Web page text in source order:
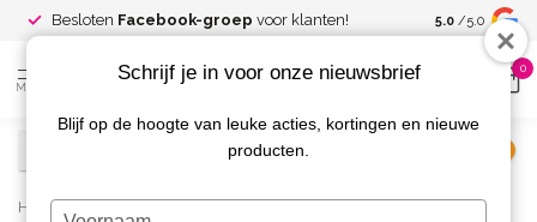
Besloten Facebook-groep voor klanten! Spaar voor
kortingen
5.0 /5.0
MENU
0
Home / 24 Opal Cat Eye Gelpolish
Schrijf je in voor onze nieuwsbrief
Blijf op de hoogte van leuke acties, kortingen en nieuwe
producten.
Typ